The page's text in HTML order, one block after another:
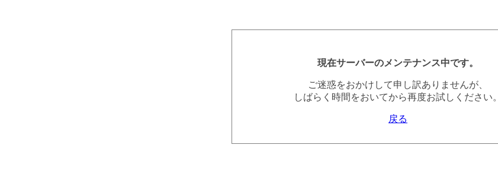
現在サーバーのメンテナンス中です。
ご迷惑をおかけして申し訳ありませんが、
しばらく時間をおいてから再度お試しください。
戻る